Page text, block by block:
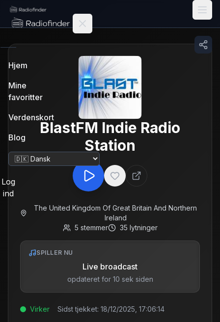
Radiofinder home
Hjem
Mine
favoritter
Verdenskort
Blog
Skift sprog
Log
ind
BlastFM Indie Radio
Station
The United Kingdom Of Great Britain And Northern
Ireland
5 stemmer 35 lytninger
SPILLER NU
Live broadcast
opdateret for 10 sek siden
Virker Sidst tjekket: 18/12/2025, 17:06:14